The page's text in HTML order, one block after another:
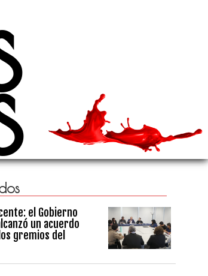
el Gobierno
un acuerdo
gremios del